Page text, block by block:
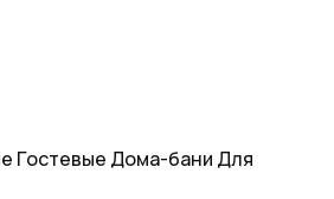
Гостевые Дома-бани Для